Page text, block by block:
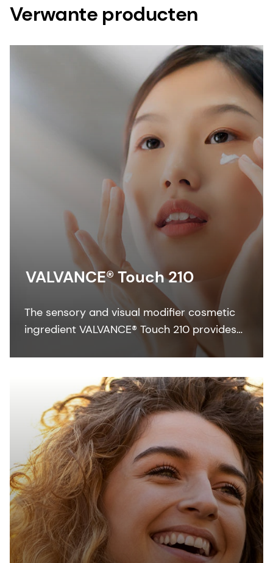
Verwante producten
VALVANCE® Touch 210
The sensory and visual modifier cosmetic
ingredient VALVANCE® Touch 210 provides
anti-shine, silky touch and a lightweight feel